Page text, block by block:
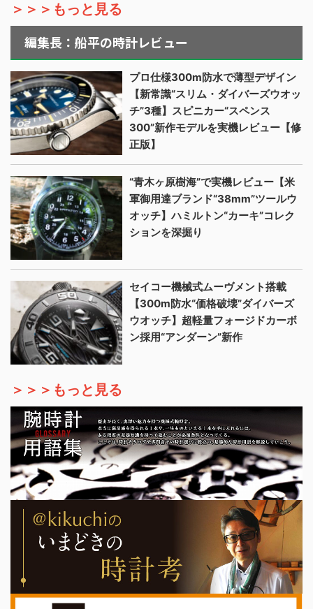
＞＞＞もっと見る
編集長：船平の時計レビュー
プロ仕様300m防水で薄型デザイン
【新常識“スリム・ダイバーズウオッ
チ”3種】スピニカー“スペンス
300”新作モデルを実機レビュー【修
正版】
“青木ヶ原樹海”で実機レビュー【米
軍御用達ブランド“38mm”ツールウ
オッチ】ハミルトン“カーキ”コレク
ションを深掘り
セイコー機械式ムーヴメント搭載
【300m防水“価格破壊”ダイバーズ
ウオッチ】超軽量フォージドカーボ
ン採用“アンダーン”新作
＞＞＞もっと見る